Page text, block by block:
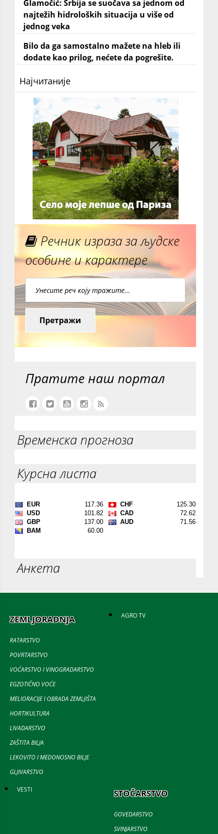
Glamočić: Srbija se suočava sa jednom od
najtežih hidroloških situacija u više od
jednog veka
Bilo da ga samostalno mažete na hleb ili
dodate kao prilog, nećete da pogrešite.
Најчитаније
Речник израза за људске
особине и карактере
Претражи
Пратите наш портал
Временска прогноза
Курсна листа
Анкета
ZEMLJORADNJA
RATARSTVO
POVRTARSTVO
VOĆARSTVO I VINOGRADARSTVO
EGZOTIČNO VOĆE
MELIORACIJE I OBRADA ZEMLJIŠTA
HORTIKULTURA
LIVADARSTVO
ZAŠTITA BILJA
LEKOVITO I MEDONOSNO BILJE
GLJIVARSTVO
AGRO TV
VESTI STOČARSTVO
GOVEDARSTVO
SVINJARSTVO